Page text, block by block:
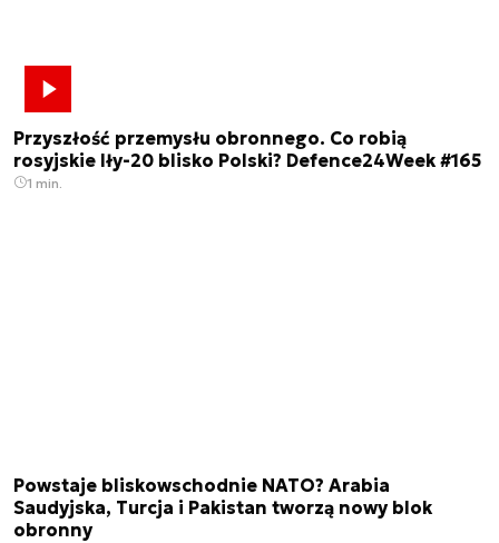
Przyszłość przemysłu obronnego. Co robią
rosyjskie Iły-20 blisko Polski? Defence24Week #165
1 min.
Powstaje bliskowschodnie NATO? Arabia
Saudyjska, Turcja i Pakistan tworzą nowy blok
obronny